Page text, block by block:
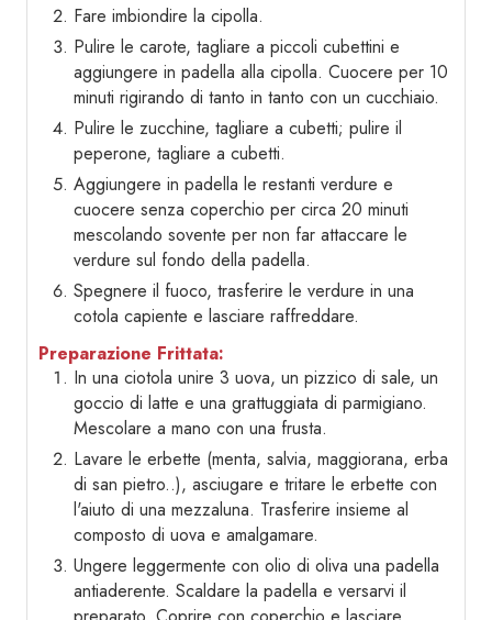
Fare imbiondire la cipolla.
Pulire le carote, tagliare a piccoli cubettini e
aggiungere in padella alla cipolla. Cuocere per 10
minuti rigirando di tanto in tanto con un cucchiaio.
Pulire le zucchine, tagliare a cubetti; pulire il
peperone, tagliare a cubetti.
Aggiungere in padella le restanti verdure e
cuocere senza coperchio per circa 20 minuti
mescolando sovente per non far attaccare le
verdure sul fondo della padella.
Spegnere il fuoco, trasferire le verdure in una
cotola capiente e lasciare raffreddare.
Preparazione Frittata:
In una ciotola unire 3 uova, un pizzico di sale, un
goccio di latte e una grattuggiata di parmigiano.
Mescolare a mano con una frusta.
Lavare le erbette (menta, salvia, maggiorana, erba
di san pietro..), asciugare e tritare le erbette con
l'aiuto di una mezzaluna. Trasferire insieme al
composto di uova e amalgamare.
Ungere leggermente con olio di oliva una padella
antiaderente. Scaldare la padella e versarvi il